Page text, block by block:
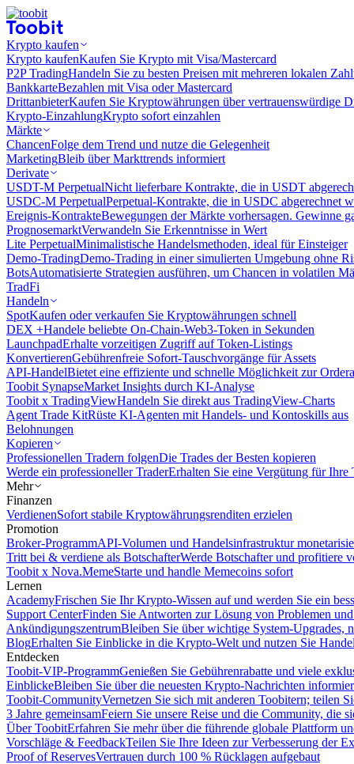
Krypto kaufen
Krypto kaufenKaufen Sie Krypto mit Visa/Mastercard
P2P TradingHandeln Sie zu besten Preisen mit mehreren lokalen
BankkarteBezahlen mit Visa oder Mastercard
DrittanbieterKaufen Sie Kryptowährungen über vertrauenswürdige
Krypto-EinzahlungKrypto sofort einzahlen
Märkte
ChancenFolge dem Trend und nutze die Gelegenheit
MarketingBleib über Markttrends informiert
Derivate
USDT-M PerpetualNicht lieferbare Kontrakte, die in USDT
USDC-M PerpetualPerpetual-Kontrakte, die in USDC abgerechnet
Ereignis-KontrakteBewegungen der Märkte vorhersagen. Gewinne
PrognosemarktVerwandeln Sie Erkenntnisse in Wert
Lite PerpetualMinimalistische Handelsmethoden, ideal für Einsteiger
Demo-TradingDemo-Trading in einer simulierten Umgebung ohne
BotsAutomatisierte Strategien ausführen, um Chancen in volatilen
TradFi
Handeln
SpotKaufen oder verkaufen Sie Kryptowährungen schnell
DEX +Handele beliebte On-Chain-Web3-Token in Sekunden
LaunchpadErhalte vorzeitigen Zugriff auf Token-Listings
KonvertierenGebührenfreie Sofort-Tauschvorgänge für Assets
API-HandelBietet eine effiziente und schnelle Möglichkeit zur
Toobit SynapseMarket Insights durch KI-Analyse
Toobit x TradingViewHandeln Sie direkt aus TradingView-Charts
Agent Trade KitRüste KI-Agenten mit Handels- und Kontoskills aus
Belohnungen
Kopieren
Professionellen Tradern folgenDie Trades der Besten kopieren
Werde ein professioneller TraderErhalten Sie eine Vergütung für Ihre
Mehr
Finanzen
VerdienenSofort stabile Kryptowährungsrenditen erzielen
Promotion
Broker-ProgrammAPI-Volumen und Handelsinfrastruktur
Tritt bei & verdiene als BotschafterWerde Botschafter und profitiere
Toobit x Nova.MemeStarte und handle Memecoins sofort
Lernen
AcademyFrischen Sie Ihr Krypto-Wissen auf und werden Sie ein
Support CenterFinden Sie Antworten zur Lösung von Problemen
AnkündigungszentrumBleiben Sie über wichtige System-Upgrades,
BlogErhalten Sie Einblicke in die Krypto-Welt und nutzen Sie
Entdecken
Toobit-VIP-ProgrammGenießen Sie Gebührenrabatte und viele
EinblickeBleiben Sie über die neuesten Krypto-Nachrichten
Toobit-CommunityVernetzen Sie sich mit anderen Toobitern; teilen
3 Jahre gemeinsamFeiern Sie unsere Reise und die Community, die
Über ToobitErfahren Sie mehr über die führende globale Plattform
Vorschläge & FeedbackTeilen Sie Ihre Ideen zur Verbesserung der
Proof of ReservesVertrauen durch 100 % Rücklagen aufgebaut